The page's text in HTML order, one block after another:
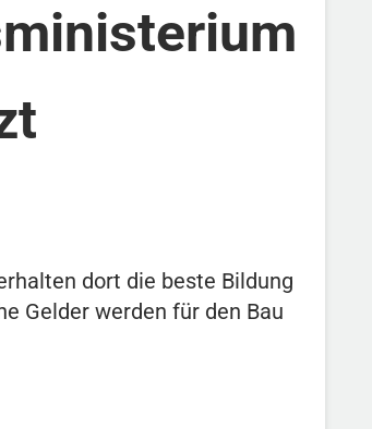
dort die beste Bildung
Gelder werden für den Bau